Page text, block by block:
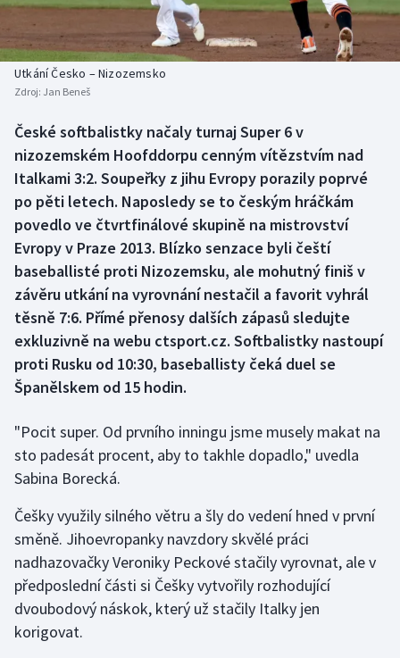
Basketbal
Biatlon
Box
Curling
Dostihy
Florbal
Futsal
Golf
Házená
Judo
Krasobruslení
Lezení
Historické návraty
Aplikace ČT sport
Utkání Česko – Nizozemsko
Zdroj: Jan Beneš
České softbalistky načaly turnaj Super 6 v
nizozemském Hoofddorpu cenným vítězstvím nad
Italkami 3:2. Soupeřky z jihu Evropy porazily poprvé
po pěti letech. Naposledy se to českým hráčkám
povedlo ve čtvrtfinálové skupině na mistrovství
Evropy v Praze 2013. Blízko senzace byli čeští
baseballisté proti Nizozemsku, ale mohutný finiš v
závěru utkání na vyrovnání nestačil a favorit vyhrál
těsně 7:6. Přímé přenosy dalších zápasů sledujte
exkluzivně na webu ctsport.cz. Softbalistky nastoupí
proti Rusku od 10:30, baseballisty čeká duel se
Španělskem od 15 hodin.
"Pocit super. Od prvního inningu jsme musely makat na
sto padesát procent, aby to takhle dopadlo," uvedla
Sabina Borecká.
Češky využily silného větru a šly do vedení hned v první
směně. Jihoevropanky navzdory skvělé práci
nadhazovačky Veroniky Peckové stačily vyrovnat, ale v
předposlední části si Češky vytvořily rozhodující
dvoubodový náskok, který už stačily Italky jen
korigovat.